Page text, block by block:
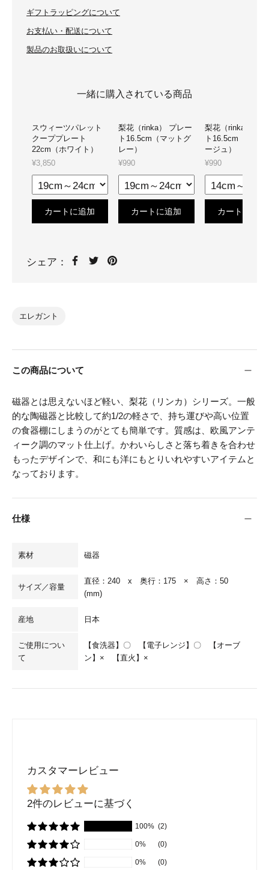
ギフトラッピングについて
お支払い・配送について
製品のお取扱いについて
一緒に購入されている商品
スウィーツパレット
クーププレート
22cm（ホワイト）
¥3,850
カートに追加
梨花（rinka） プレー
ト16.5cm（マットグ
レー）
¥990
カートに追加
梨花（rinka） プ
ト16.5cm（マッ
ージュ）
¥990
カートに追加
シェア：
エレガント
この商品について
磁器とは思えないほど軽い、梨花（リンカ）シリーズ。一般
的な陶磁器と比較して約1/2の軽さで、持ち運びや高い位置
の食器棚にしまうのがとても簡単です。質感は、欧風アンテ
ィーク調のマット仕上げ。かわいらしさと落ち着きを合わせ
もったデザインで、和にも洋にもとりいれやすいアイテムと
なっております。
仕様
素材 磁器
サイズ／容量
直径：240 x 奥行：175 × 高さ：50
(mm)
産地 日本
ご使用につい
て
【食洗器】〇 【電子レンジ】〇 【オーブ
ン】× 【直火】×
カスタマーレビュー
2件のレビューに基づく
100% (2)
0% (0)
0% (0)